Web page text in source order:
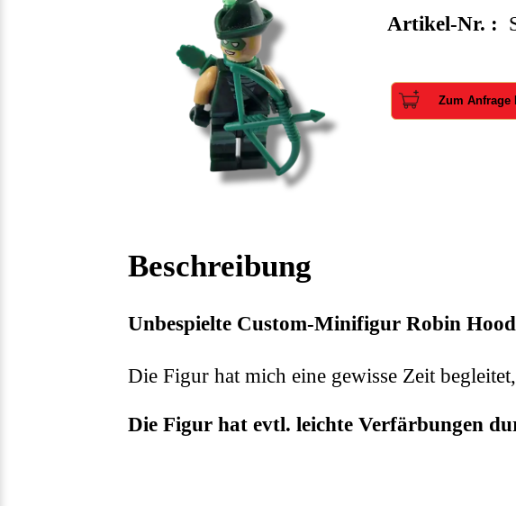
Artikel-Nr. :
Zum Anfrage
Beschreibung
Unbespielte Custom-Minifigur Robin Hood
Die Figur hat mich eine gewisse Zeit
Die Figur hat evtl. leichte Verfärbungen